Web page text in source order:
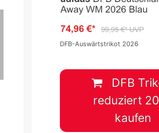
La Liga 2025/2026
Spieltag 7
0:1
28 Sep.
DFB-Auswärtstrikot 2026
DFB
reduziert
kaufen